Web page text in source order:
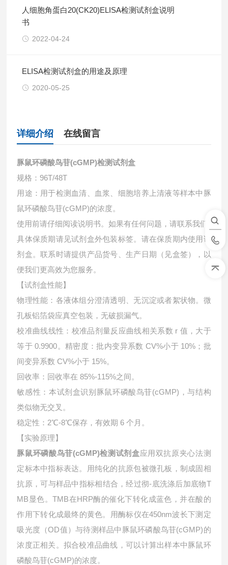
人细胞角蛋白20(CK20)ELISA检测试剂盒说明
书
2022-04-24
ELISA检测试剂盒的用途及原理
2020-05-25
详细介绍 在线留言
豚鼠环磷酸鸟苷(cGMP)检测试剂盒
规格：96T/48T
用途：用于检测血清、血浆、细胞培养上清液等样本中 豚
鼠环磷酸鸟苷(cGMP)的浓度。
使用前请仔细阅读说明书。如果有任何问题，请联系我们
具体保质期请见试剂盒外包装标签。请在保质期内使用试
剂盒。联系时请提供产品货号、生产日期（见盒签），以
便我们更高效为您服务。
【试剂盒性能】
物理性能：各液体组分澄清透明、无沉淀或者絮状物。微
孔板铝箔袋应真空包装，无破损漏气。
校准曲线线性：校准品剂量反应曲线相关系数 r 值，大于
等于 0.9900。精密度：批内变异系数 CV%小于 10%；批
间变异系数 CV%小于 15%。
回收率：回收率在 85%-115%之间。
敏感性：本试剂盒识别 豚鼠环磷酸鸟苷(cGMP)，与结构
类似物无交叉。
稳定性：2℃-8℃保存，有效期 6 个月。
【实验原理】
豚鼠环磷酸鸟苷(cGMP)检测试剂盒应用双抗原夹心法测
定标本中指标表达。用纯化的抗原包被微孔板，制成固相
抗原，可与样品中指标相结合，经过彻-底洗涤后加底物T
MB显色。TMB在HRP酶的催化下转化成蓝色，并在酸的
作用下转化成最终的黄色。用酶标仪在450nm波长下测定
吸光度（OD值）与待测样品中 豚鼠环磷酸鸟苷(cGMP)的
浓度正相关。拟合校准品曲线，可以计算出样本中 豚鼠环
磷酸鸟苷(cGMP)的浓度。